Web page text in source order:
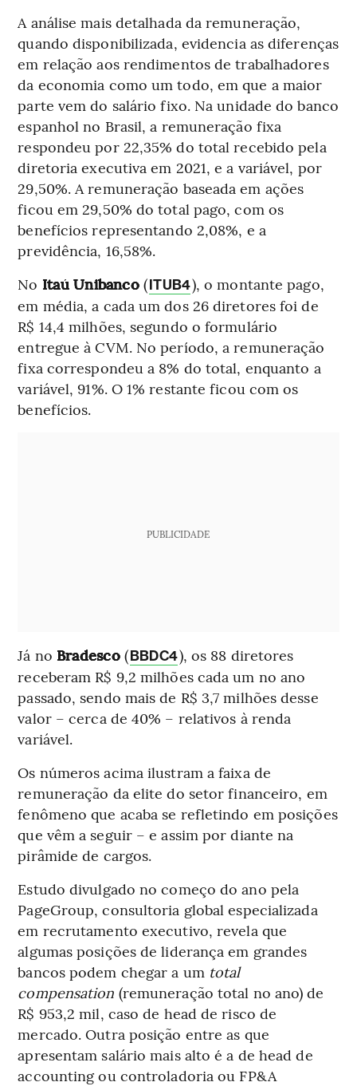
A análise mais detalhada da remuneração,
quando disponibilizada, evidencia as diferenças
em relação aos rendimentos de trabalhadores
da economia como um todo, em que a maior
parte vem do salário fixo. Na unidade do banco
espanhol no Brasil, a remuneração fixa
respondeu por 22,35% do total recebido pela
diretoria executiva em 2021, e a variável, por
29,50%. A remuneração baseada em ações
ficou em 29,50% do total pago, com os
benefícios representando 2,08%, e a
previdência, 16,58%.
No Itaú Unibanco(ITUB4), o montante pago,
em média, a cada um dos 26 diretores foi de
R$ 14,4 milhões, segundo o formulário
entregue à CVM. No período, a remuneração
fixa correspondeu a 8% do total, enquanto a
variável, 91%. O 1% restante ficou com os
benefícios.
PUBLICIDADE
Já no Bradesco(BBDC4), os 88 diretores
receberam R$ 9,2 milhões cada um no ano
passado, sendo mais de R$ 3,7 milhões desse
valor – cerca de 40% – relativos à renda
variável.
Os números acima ilustram a faixa de
remuneração da elite do setor financeiro, em
fenômeno que acaba se refletindo em posições
que vêm a seguir – e assim por diante na
pirâmide de cargos.
Estudo divulgado no começo do ano pela
PageGroup, consultoria global especializada
em recrutamento executivo, revela que
algumas posições de liderança em grandes
bancos podem chegar a um total
compensation (remuneração total no ano) de
R$ 953,2 mil, caso de head de risco de
mercado. Outra posição entre as que
apresentam salário mais alto é a de head de
accounting ou controladoria ou FP&A